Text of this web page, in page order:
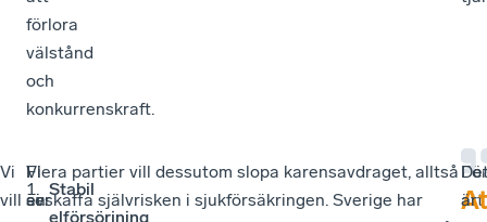
förlora
välstånd
och
konkurrenskraft.
Vi
vill
Vi
ser
Stabil
elförsörjning
I
en
Flera partier vill dessutom slopa karensavdraget, alltså
avskaffa självrisken i sjukförsäkringen. Sverige har
För
att
är